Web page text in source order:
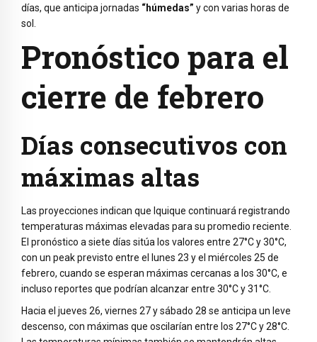
días, que anticipa jornadas “húmedas” y con varias horas de
sol.
Pronóstico para el
cierre de febrero
Días consecutivos con
máximas altas
Las proyecciones indican que Iquique continuará registrando
temperaturas máximas elevadas para su promedio reciente.
El pronóstico a siete días sitúa los valores entre 27°C y 30°C,
con un peak previsto entre el lunes 23 y el miércoles 25 de
febrero, cuando se esperan máximas cercanas a los 30°C, e
incluso reportes que podrían alcanzar entre 30°C y 31°C.
Hacia el jueves 26, viernes 27 y sábado 28 se anticipa un leve
descenso, con máximas que oscilarían entre los 27°C y 28°C.